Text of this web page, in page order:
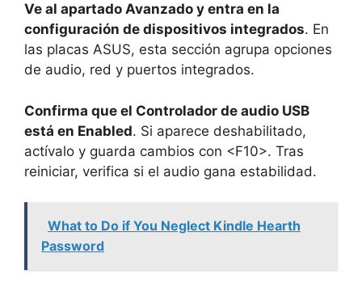
Ve al apartado Avanzado y entra en la
configuración de dispositivos integrados. En
las placas ASUS, esta sección agrupa opciones
de audio, red y puertos integrados.
Confirma que el Controlador de audio USB
está en Enabled. Si aparece deshabilitado,
actívalo y guarda cambios con <F10>. Tras
reiniciar, verifica si el audio gana estabilidad.
What to Do if You Neglect Kindle Hearth
Password